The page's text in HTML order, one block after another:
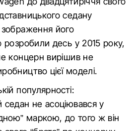
седану
його
розробили десь у 2015 року,
концерн вирішив не
цієї моделі.
популярності:
седан не асоціювався у
маркою, до того ж він